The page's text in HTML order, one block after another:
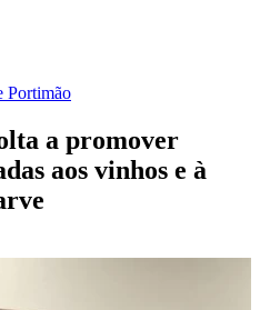
Portimão
a promover
aos vinhos e à